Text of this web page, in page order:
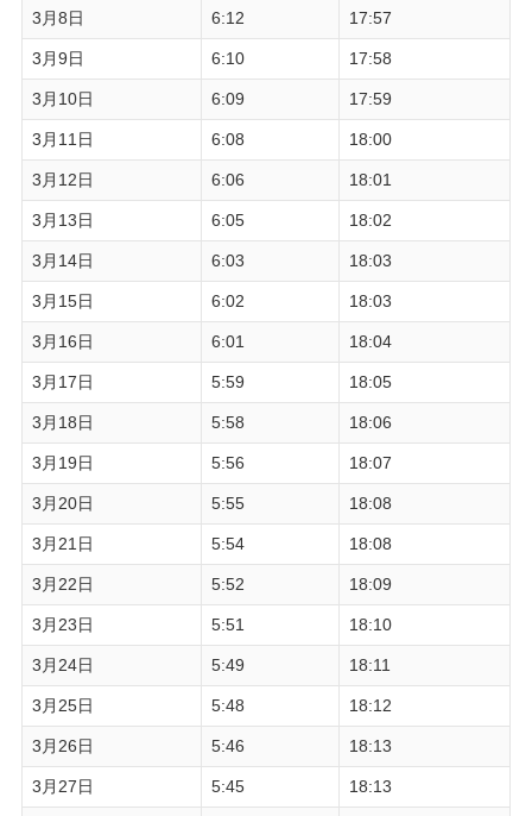
3月8日 6:12 17:57
3月9日 6:10 17:58
3月10日 6:09 17:59
3月11日 6:08 18:00
3月12日 6:06 18:01
3月13日 6:05 18:02
3月14日 6:03 18:03
3月15日 6:02 18:03
3月16日 6:01 18:04
3月17日 5:59 18:05
3月18日 5:58 18:06
3月19日 5:56 18:07
3月20日 5:55 18:08
3月21日 5:54 18:08
3月22日 5:52 18:09
3月23日 5:51 18:10
3月24日 5:49 18:11
3月25日 5:48 18:12
3月26日 5:46 18:13
3月27日 5:45 18:13